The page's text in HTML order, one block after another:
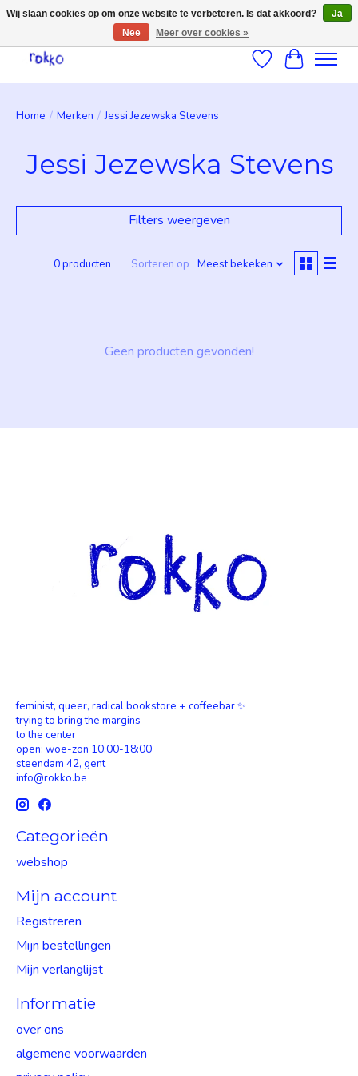
Verlanglijst
Home / Merken / Jessi Jezewska Stevens
Jessi Jezewska Stevens
Filters weergeven
0 producten Sorteren op Meest bekeken
Geen producten gevonden!
feminist, queer, radical bookstore + coffeebar ✨
trying to bring the margins
to the center
open: woe-zon 10:00-18:00
steendam 42, gent
info@rokko.be
Categorieën
webshop
Mijn account
Registreren
Mijn bestellingen
Mijn verlanglijst
Informatie
over ons
algemene voorwaarden
Wij slaan cookies op om onze website te verbeteren. Is dat akkoord?
Ja
Nee
Meer over cookies »